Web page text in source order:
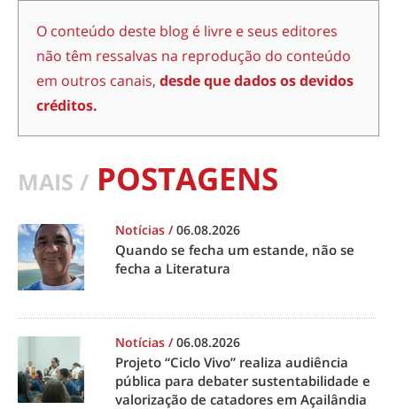
O conteúdo deste blog é livre e seus editores
não têm ressalvas na reprodução do conteúdo
em outros canais, desde que dados os devidos
créditos.
MAIS / POSTAGENS
Notícias /06.08.2026
Quando se fecha um estande, não se
fecha a Literatura
Notícias /06.08.2026
Projeto “Ciclo Vivo” realiza audiência
pública para debater sustentabilidade e
valorização de catadores em Açailândia